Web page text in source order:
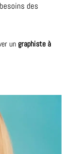
des
un graphiste à